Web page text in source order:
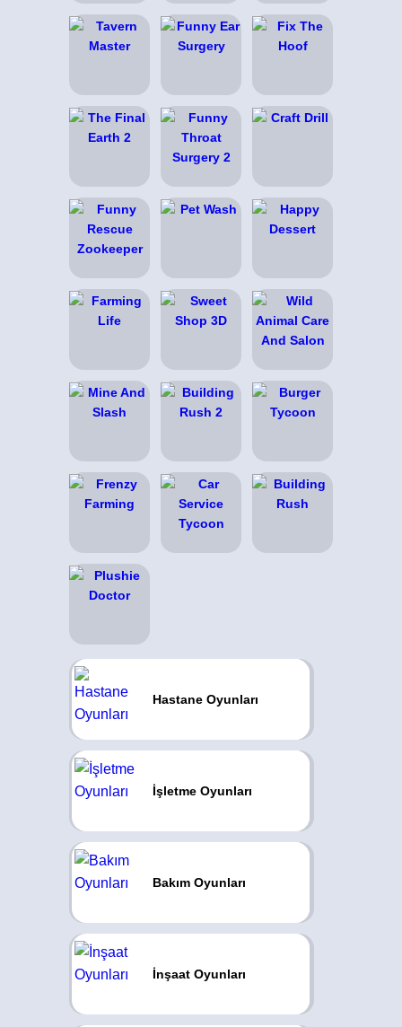
Hastane Oyunları
İşletme Oyunları
Bakım Oyunları
İnşaat Oyunları